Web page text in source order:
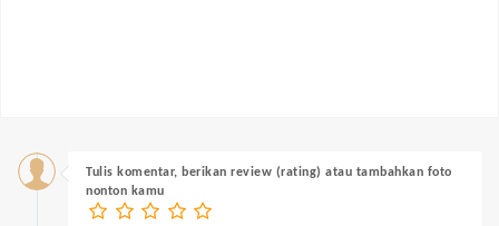
Tulis komentar, berikan review (rating) atau tambahkan foto
nonton kamu